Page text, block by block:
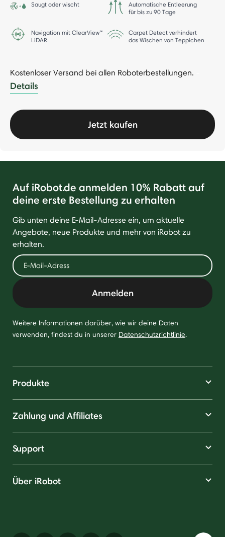
Saugt oder wischt
Automatische Entleerung
für bis zu 90 Tage
Navigation mit ClearView™
LiDAR
Carpet Detect verhindert
das Wischen von Teppichen
Kostenloser Versand bei allen Roboterbestellungen.
Details
Jetzt kaufen
Auf iRobot.de anmelden 10% Rabatt auf
deine erste Bestellung zu erhalten
Gib unten deine E-Mail-Adresse ein, um aktuelle
Angebote, neue Produkte und mehr von iRobot zu
erhalten.
Anmelden
Weitere Informationen darüber, wie wir deine Daten
verwenden, findest du in unserer Datenschutzrichtlinie.
Produkte
Zahlung und Affiliates
Support
Über iRobot